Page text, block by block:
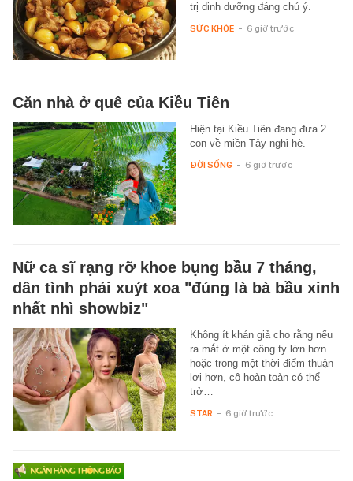
trị dinh dưỡng đáng chú ý.
SỨC KHỎE - 6 giờ trước
Căn nhà ở quê của Kiều Tiên
Hiện tại Kiều Tiên đang đưa 2
con về miền Tây nghỉ hè.
ĐỜI SỐNG - 6 giờ trước
Nữ ca sĩ rạng rỡ khoe bụng bầu 7 tháng,
dân tình phải xuýt xoa "đúng là bà bầu xinh
nhất nhì showbiz"
Không ít khán giả cho rằng nếu
ra mắt ở một công ty lớn hơn
hoặc trong một thời điểm thuận
lợi hơn, cô hoàn toàn có thể
trở…
STAR - 6 giờ trước